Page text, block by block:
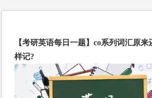
【考研英语每日一题】co系列词汇原来
样记?